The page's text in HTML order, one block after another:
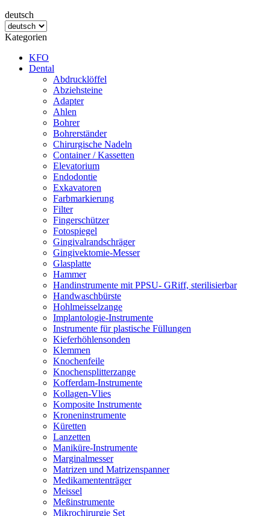
deutsch
Kategorien
KFO
Dental
Abdrucklöffel
Abziehsteine
Adapter
Ahlen
Bohrer
Bohrerständer
Chirurgische Nadeln
Container / Kassetten
Elevatorium
Endodontie
Exkavatoren
Farbmarkierung
Filter
Fingerschützer
Fotospiegel
Gingivalrandschräger
Gingivektomie-Messer
Glasplatte
Hammer
Handinstrumente mit PPSU- GRiff, sterilisierbar
Handwaschbürste
Hohlmeisselzange
Implantologie-Instrumente
Instrumente für plastische Füllungen
Kieferhöhlensonden
Klemmen
Knochenfeile
Knochensplitterzange
Kofferdam-Instrumente
Kollagen-Vlies
Komposite Instrumente
Kroneninstrumente
Küretten
Lanzetten
Maniküre-Instrumente
Marginalmesser
Matrizen und Matrizenspanner
Medikamententräger
Meissel
Meßinstrumente
Mikrochirurgie Set